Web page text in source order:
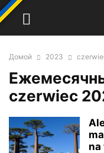
Домой 2023
czerwiec
na